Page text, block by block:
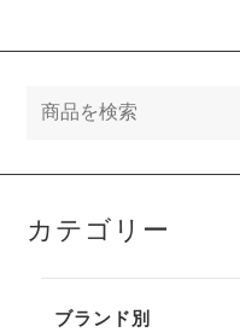
カテゴリー
ブランド別